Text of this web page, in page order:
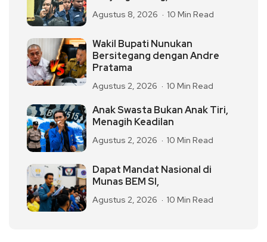
Agustus 8, 2026 10 Min Read
Wakil Bupati Nunukan
Bersitegang dengan Andre
Pratama
Agustus 2, 2026 10 Min Read
Anak Swasta Bukan Anak Tiri,
Menagih Keadilan
Agustus 2, 2026 10 Min Read
Dapat Mandat Nasional di
Munas BEM SI,
Agustus 2, 2026 10 Min Read